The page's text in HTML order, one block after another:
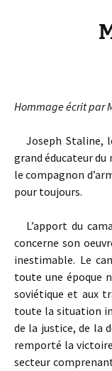
Hommage écrit par
Joseph Staline,
grand éducateur
le compagnon
pour toujours.
L’apport du
concerne son
inestimable. Le
toute une époque
soviétique et aux
toute la situation
de la justice, de la
remporté la
secteur